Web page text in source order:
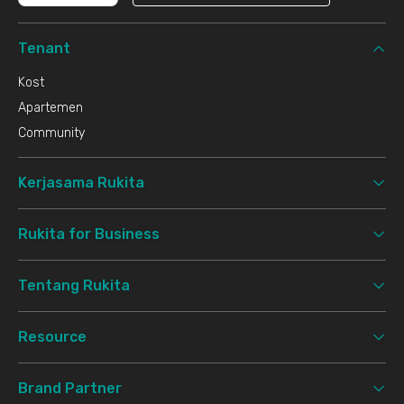
Tenant
Kost
Apartemen
Community
Kerjasama Rukita
Rukita for Business
Tentang Rukita
Resource
Brand Partner